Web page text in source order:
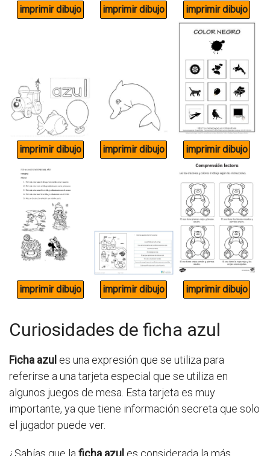
Curiosidades de ficha azul
Ficha azul es una expresión que se utiliza para
referirse a una tarjeta especial que se utiliza en
algunos juegos de mesa. Esta tarjeta es muy
importante, ya que tiene información secreta que solo
el jugador puede ver.
¿Sabías que la ficha azul es considerada la más